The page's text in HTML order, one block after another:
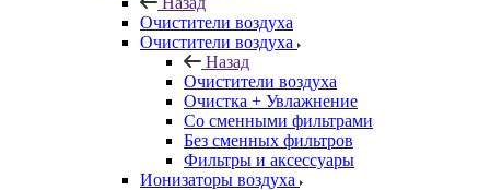
Очистители воздуха
Очистители воздуха
Назад
Очистители воздуха
Очистка + Увлажнение
Cо сменными фильтрами
Без сменных фильтров
Фильтры и аксессуары
Ионизаторы воздуха